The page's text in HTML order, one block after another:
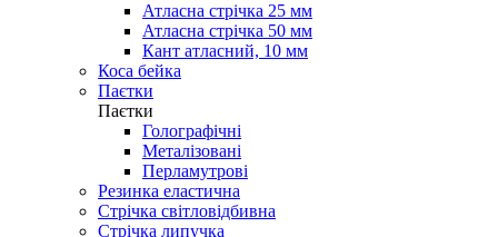
Атласна стрічка 25 мм
Атласна стрічка 50 мм
Кант атласний, 10 мм
Коса бейка
Паєтки
Паєтки
Голографічні
Металізовані
Перламутрові
Резинка еластична
Стрічка світловідбивна
Стрічка липучка